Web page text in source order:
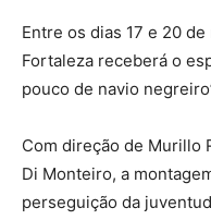
Entre os dias 17 e 20
Fortaleza receberá o
pouco de navio
Com direção de Murillo
Di Monteiro, a
perseguição da